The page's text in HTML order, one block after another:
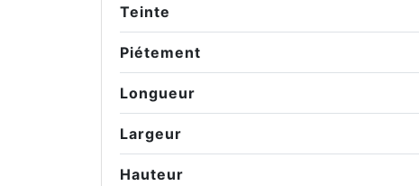
Teinte
Piétement
Longueur
Largeur
Hauteur